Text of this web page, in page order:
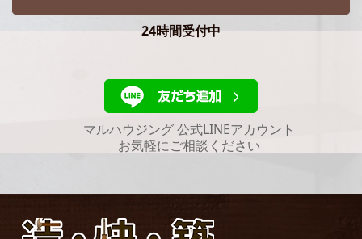
24時間受付中
マルハウジング 公式LINEアカウント
お気軽にご相談ください